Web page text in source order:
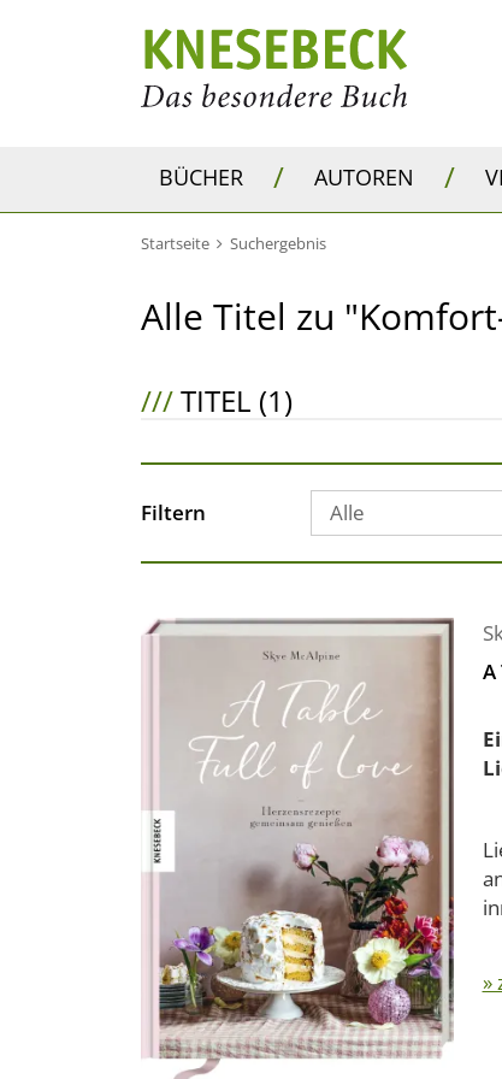
BÜCHER / AUTOREN /
Startseite Suchergebnis
Alle Titel zu
///TITEL (1)
Filtern Alle
A
»